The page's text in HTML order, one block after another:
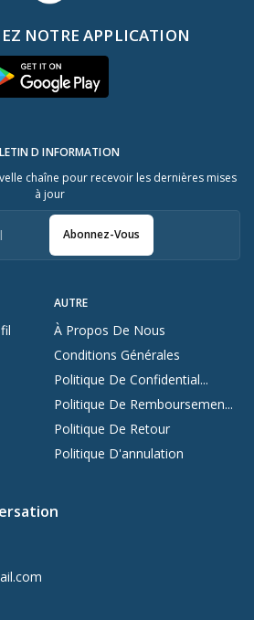
NOTRE APPLICATION
AUTRE
À Propos De Nous
Conditions Générales
Politique De Confidential...
Politique De Remboursemen...
Politique De Retour
Politique D'annulation
D INFORMATION
chaîne pour recevoir les dernières mises
à jour
Abonnez-Vous